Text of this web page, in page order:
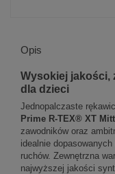
Opis
Wysokiej jakości,
dla dzieci
Jednopalczaste
Prime R-TEX® XT
zawodników oraz
idealnie
ruchów. Zewnętrzna
najwyższej jakości